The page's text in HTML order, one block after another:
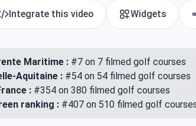
Integrate this video Widgets
Maritime :#7 on 7 filmed golf courses
Aquitaine : #54 on 54 filmed golf courses
: #354 on 380 filmed golf courses
ranking : #407 on 510 filmed golf